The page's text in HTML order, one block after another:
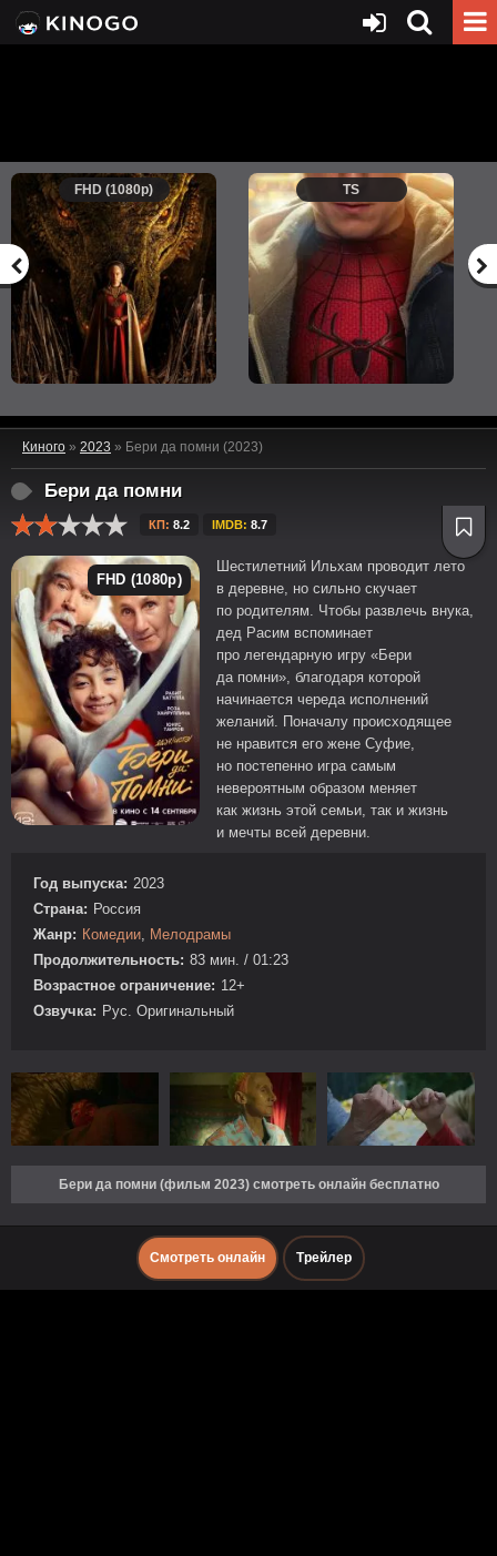
FHD (1080p) TS
Киного » 2023 » Бери да помни (2023)
Бери да помни
КП: 8.2 IMDB: 8.7
FHD (1080p)
Шестилетний Ильхам проводит лето
в деревне, но сильно скучает
по родителям. Чтобы развлечь внука,
дед Расим вспоминает
про легендарную игру «Бери
да помни», благодаря которой
начинается череда исполнений
желаний. Поначалу происходящее
не нравится его жене Суфие,
но постепенно игра самым
невероятным образом меняет
как жизнь этой семьи, так и жизнь
и мечты всей деревни.
Год выпуска: 2023
Страна: Россия
Жанр: Комедии, Мелодрамы
Продолжительность: 83 мин. / 01:23
Возрастное ограничение: 12+
Озвучка: Рус. Оригинальный
Бери да помни (фильм 2023) смотреть онлайн бесплатно
Смотреть онлайн Трейлер